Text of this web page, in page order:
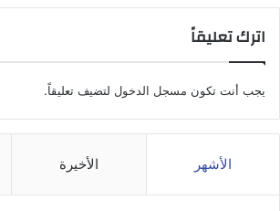
اترك تعليقاً
يجب أنت تكون مسجل الدخول لتضيف تعليقاً.
الأشهر الأخيرة